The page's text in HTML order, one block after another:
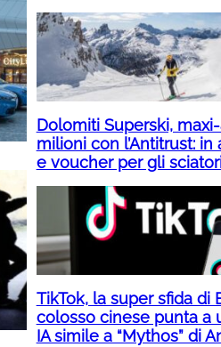
Dolomiti Superski,
milioni con l’Antitrust: in
e voucher per gli
TikTok, la super sfida di
colosso cinese punta a
IA simile a “Mythos” di